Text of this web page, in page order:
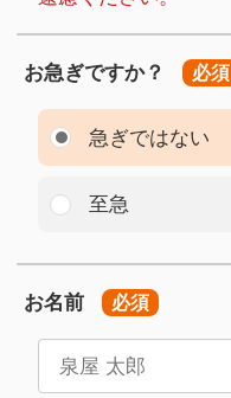
お急ぎですか？ 必須
急ぎではない
至急
お名前 必須